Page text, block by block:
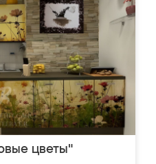
цветы"